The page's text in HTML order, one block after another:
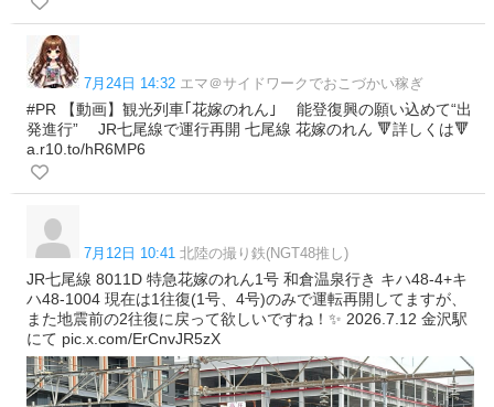
7月24日 14:32 エマ＠サイドワークでおこづかい稼ぎ
#PR 【動画】観光列車｢花嫁のれん｣ 能登復興の願い込めて“出
発進行” JR七尾線で運行再開 七尾線 花嫁のれん 🔻詳しくは🔻
a.r10.to/hR6MP6
7月12日 10:41 北陸の撮り鉄(NGT48推し)
JR七尾線 8011D 特急花嫁のれん1号 和倉温泉行き キハ48-4+キ
ハ48-1004 現在は1往復(1号、4号)のみで運転再開してますが、
また地震前の2往復に戻って欲しいですね！✨️ 2026.7.12 金沢駅
にて pic.x.com/ErCnvJR5zX